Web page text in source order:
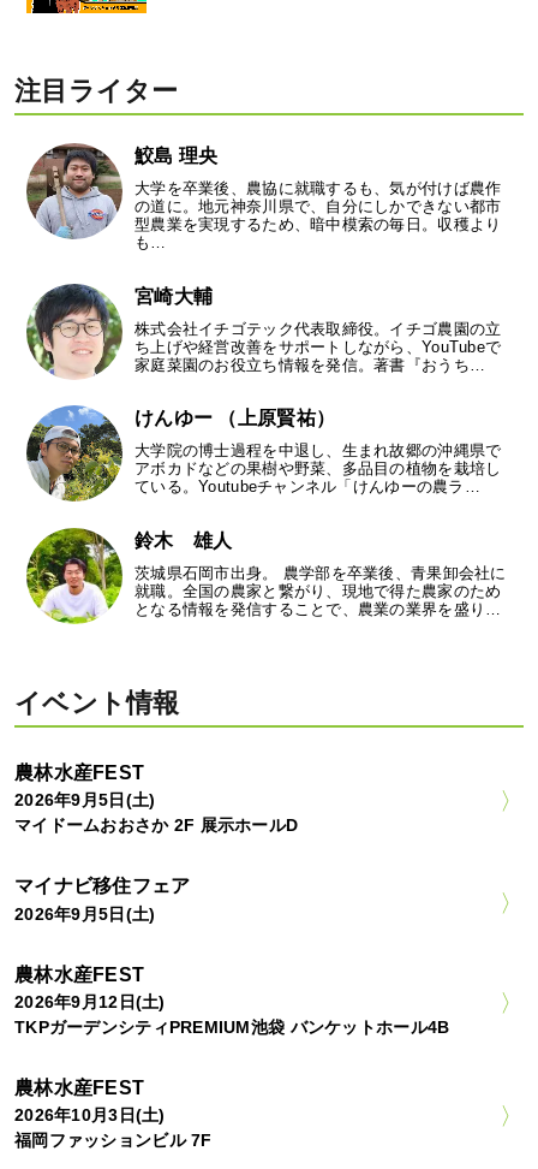
注目ライター
鮫島 理央
大学を卒業後、農協に就職するも、気が付けば農作
の道に。地元神奈川県で、自分にしかできない都市
型農業を実現するため、暗中模索の毎日。収穫より
も…
宮崎大輔
株式会社イチゴテック代表取締役。イチゴ農園の立
ち上げや経営改善をサポートしながら、YouTubeで
家庭菜園のお役立ち情報を発信。著書『おうち…
けんゆー （上原賢祐）
大学院の博士過程を中退し、生まれ故郷の沖縄県で
アボカドなどの果樹や野菜、多品目の植物を栽培し
ている。Youtubeチャンネル「けんゆーの農ラ…
鈴木 雄人
茨城県石岡市出身。 農学部を卒業後、青果卸会社に
就職。全国の農家と繋がり、現地で得た農家のため
となる情報を発信することで、農業の業界を盛り…
イベント情報
農林水産FEST
2026年9月5日(土)
マイドームおおさか 2F 展示ホールD
マイナビ移住フェア
2026年9月5日(土)
農林水産FEST
2026年9月12日(土)
TKPガーデンシティPREMIUM池袋 バンケットホール4B
農林水産FEST
2026年10月3日(土)
福岡ファッションビル 7F